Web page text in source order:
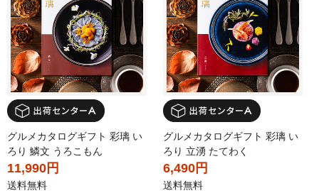
グルメカタログギフト 彩璃 い
ろり 鱗文 うろこもん
11,990円
送料無料
グルメカタログギフト 彩璃 い
ろり 立湧 たてわく
6,490円
送料無料